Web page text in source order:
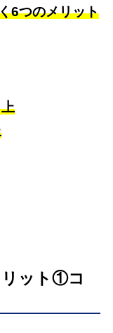
6つのメリット
ット①コ